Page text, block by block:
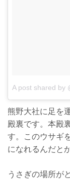
A post shared by
熊野大社に足を
殿裏です。本殿
す。このウサギ
になれるんだとか
うさぎの場所が